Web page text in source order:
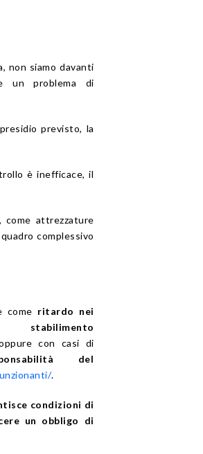
non siamo davanti
un problema di
previsto, la
è inefficace, il
come attrezzature
complessivo
come ritardo nei
con casi di
del
.
condizioni di
un obbligo di